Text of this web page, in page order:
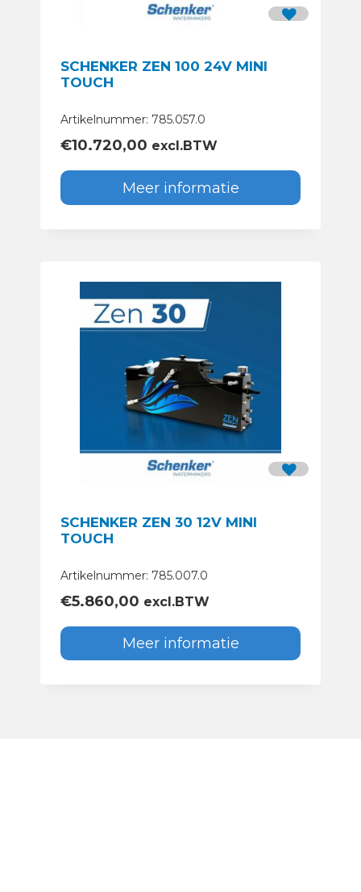
SCHENKER ZEN 100 24V MINI
TOUCH
Artikelnummer: 785.057.0
€10.720,00 excl.BTW
Meer informatie
SCHENKER ZEN 30 12V MINI
TOUCH
Artikelnummer: 785.007.0
€5.860,00 excl.BTW
Meer informatie